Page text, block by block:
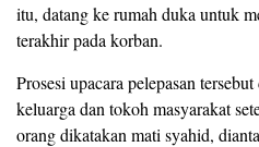
itu, datang ke rumah duka untuk
terakhir pada korban.
Prosesi upacara pelepasan
keluarga dan tokoh masyarakat
orang dikatakan mati syahid,